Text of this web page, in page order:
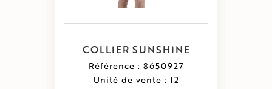
COLLIER SUNSHINE
Référence : 8650927
Unité de vente : 12